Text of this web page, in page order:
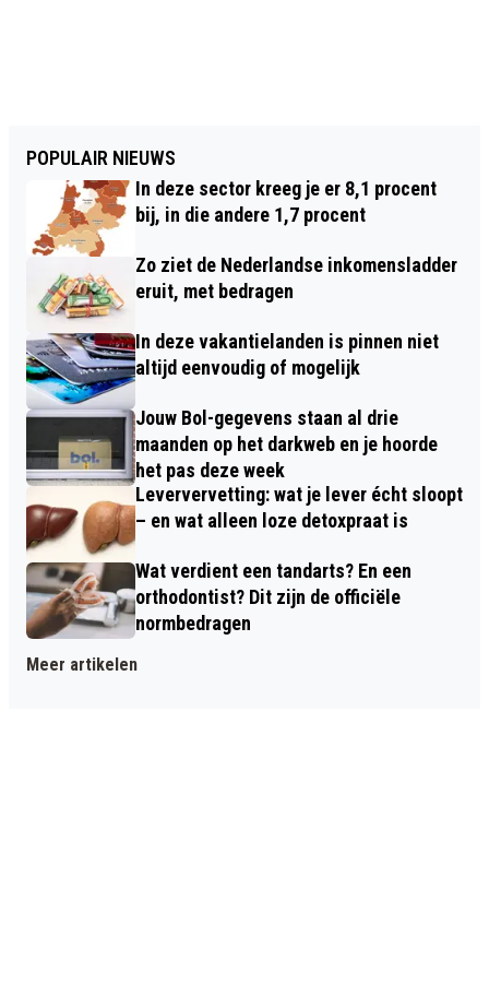
POPULAIR NIEUWS
In deze sector kreeg je er 8,1 procent
bij, in die andere 1,7 procent
Zo ziet de Nederlandse inkomensladder
eruit, met bedragen
In deze vakantielanden is pinnen niet
altijd eenvoudig of mogelijk
Jouw Bol-gegevens staan al drie
maanden op het darkweb en je hoorde
het pas deze week
Leververvetting: wat je lever écht sloopt
– en wat alleen loze detoxpraat is
Wat verdient een tandarts? En een
orthodontist? Dit zijn de officiële
normbedragen
Meer artikelen